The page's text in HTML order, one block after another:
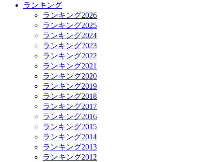
ランキング
ランキング2026
ランキング2025
ランキング2024
ランキング2023
ランキング2022
ランキング2021
ランキング2020
ランキング2019
ランキング2018
ランキング2017
ランキング2016
ランキング2015
ランキング2014
ランキング2013
ランキング2012